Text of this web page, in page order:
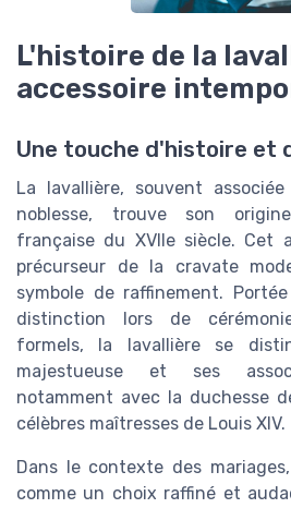
L'histoire de la
accessoire
Une touche d'histoire et
La lavallière, souvent
noblesse, trouve son
française du XVIIe siècle. Cet
précurseur de la cravate
symbole de raffinement.
distinction lors de
formels, la lavallière se
majestueuse et ses
notamment avec la duchesse
célèbres maîtresses de Louis XIV.
Dans le contexte des
comme un choix raffiné et